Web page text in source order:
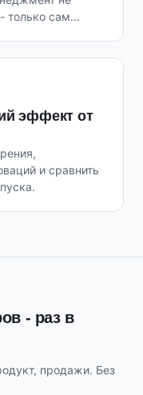
только сам
эффект от
и сравнить
- раз в
продажи. Без